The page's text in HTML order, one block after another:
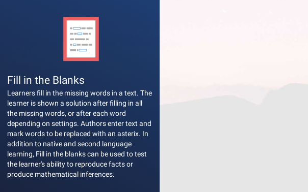
Fill in the Blanks
Learners fill in the missing words in a text. The
learner is shown a solution after filling in all
the missing words, or after each word
depending on settings. Authors enter text and
mark words to be replaced with an asterix. In
addition to native and second language
learning, Fill in the blanks can be used to test
the learner's ability to reproduce facts or
produce mathematical inferences.